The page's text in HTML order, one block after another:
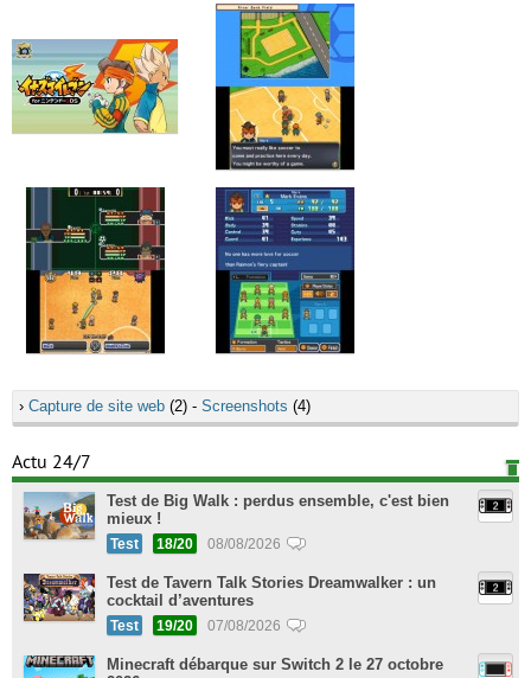
› Capture de site web (2) - Screenshots (4)
Actu 24/7
Test de Big Walk : perdus ensemble, c'est bien
mieux !
Test 18/20 08/08/2026
Test de Tavern Talk Stories Dreamwalker : un
cocktail d’aventures
Test 19/20 07/08/2026
Minecraft débarque sur Switch 2 le 27 octobre